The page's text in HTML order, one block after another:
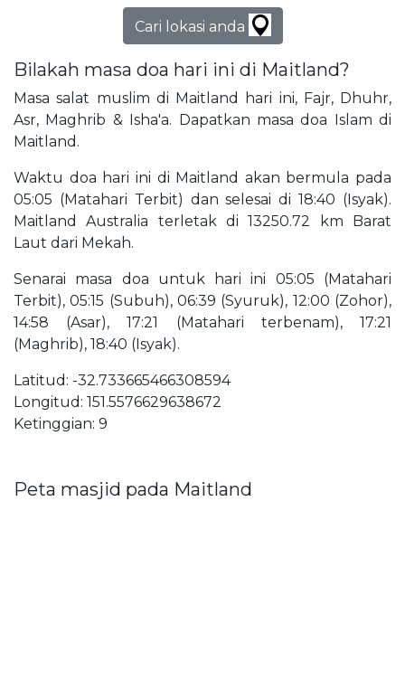
Cari lokasi anda
Bilakah masa doa hari ini di Maitland?
Masa salat muslim di Maitland hari ini, Fajr, Dhuhr,
Asr, Maghrib & Isha'a. Dapatkan masa doa Islam di
Maitland.
Waktu doa hari ini di Maitland akan bermula pada
05:05 (Matahari Terbit) dan selesai di 18:40 (Isyak).
Maitland Australia terletak di 13250.72 km Barat
Laut dari Mekah.
Senarai masa doa untuk hari ini 05:05 (Matahari
Terbit), 05:15 (Subuh), 06:39 (Syuruk), 12:00 (Zohor),
14:58 (Asar), 17:21 (Matahari terbenam), 17:21
(Maghrib), 18:40 (Isyak).
Latitud: -32.733665466308594
Longitud: 151.5576629638672
Ketinggian: 9
Peta masjid pada Maitland